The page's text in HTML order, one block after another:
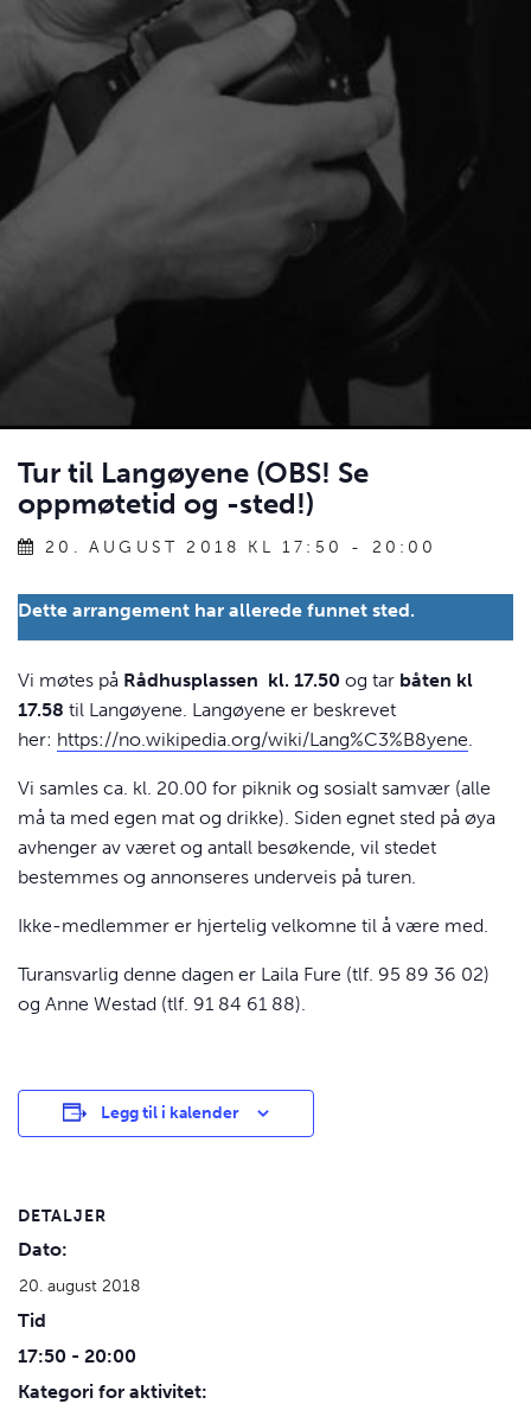
Tur til Langøyene (OBS! Se
oppmøtetid og -sted!)
20. AUGUST 2018 KL 17:50 - 20:00
Dette arrangement har allerede funnet sted.
Vi møtes på Rådhusplassen kl. 17.50 og tar båten kl
17.58 til Langøyene. Langøyene er beskrevet
her: https://no.wikipedia.org/wiki/Lang%C3%B8yene
Vi samles ca. kl. 20.00 for piknik og sosialt samvær (alle
må ta med egen mat og drikke). Siden egnet sted på øya
avhenger av været og antall besøkende, vil stedet
bestemmes og annonseres underveis på turen.
Ikke-medlemmer er hjertelig velkomne til å være med.
Turansvarlig denne dagen er Laila Fure (tlf. 95 89 36 02)
og Anne Westad (tlf. 91 84 61 88).
Legg til i kalender
DETALJER
Dato:
20. august 2018
Tid
17:50 - 20:00
Kategori for aktivitet: